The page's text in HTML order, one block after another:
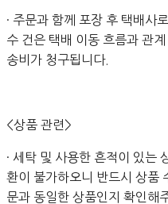
· 주문과 함께 포장 후 택배사
수 건은 택배 이동 흐름과 관
송비가 청구됩니다.
<상품 관련>
· 세탁 및 사용한 흔적이 있는
환이 불가하오니 반드시 상품
문과 동일한 상품인지 확인해